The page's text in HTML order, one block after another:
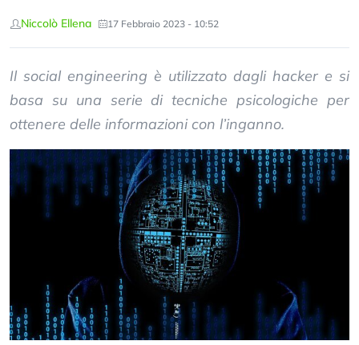
Niccolò Ellena 17 Febbraio 2023 - 10:52
Il social engineering è utilizzato dagli hacker e si
basa su una serie di tecniche psicologiche per
ottenere delle informazioni con l’inganno.